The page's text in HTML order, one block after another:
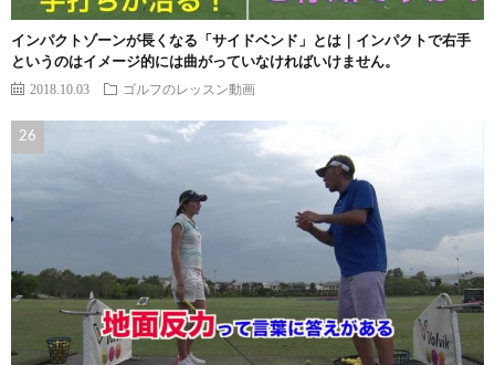
インパクトゾーンが長くなる「サイドベンド」とは｜インパクトで右手
というのはイメージ的には曲がっていなければいけません。
2018.10.03 ゴルフのレッスン動画